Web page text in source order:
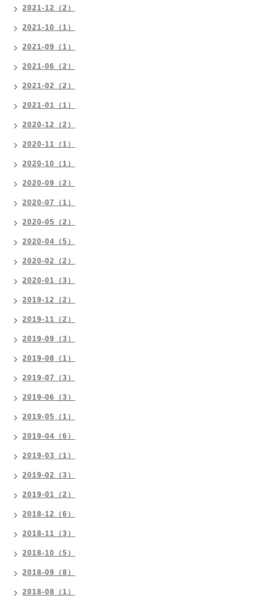
2021-12（2）
2021-10（1）
2021-09（1）
2021-06（2）
2021-02（2）
2021-01（1）
2020-12（2）
2020-11（1）
2020-10（1）
2020-09（2）
2020-07（1）
2020-05（2）
2020-04（5）
2020-02（2）
2020-01（3）
2019-12（2）
2019-11（2）
2019-09（3）
2019-08（1）
2019-07（3）
2019-06（3）
2019-05（1）
2019-04（6）
2019-03（1）
2019-02（3）
2019-01（2）
2018-12（6）
2018-11（3）
2018-10（5）
2018-09（8）
2018-08（1）